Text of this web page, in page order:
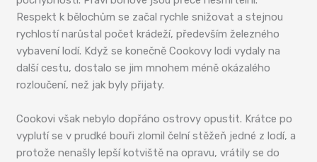
Respekt k bělochům se začal rychle snižovat a stejnou
rychlostí narůstal počet krádeží, především železného
vybavení lodí. Když se konečně Cookovy lodi vydaly na
další cestu, dostalo se jim mnohem méně okázalého
rozloučení, než jak byly přijaty.
Cookovi však nebylo dopřáno ostrovy opustit. Krátce po
vyplutí se v prudké bouři zlomil čelní stěžeň jedné z lodí, a
protože nenašly lepší kotviště na opravu, vrátily se do